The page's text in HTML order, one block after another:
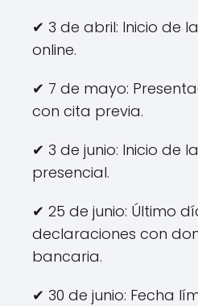
✔ 3 de abril: Inicio de
online.
✔ 7 de mayo:
con cita previa.
✔ 3 de junio: Inicio de
presencial.
✔ 25 de junio: Último
declaraciones con
bancaria.
✔ 30 de junio: Fecha